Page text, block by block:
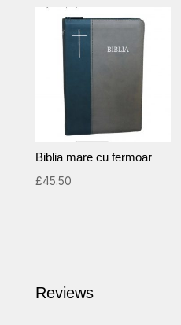
Biblia mare cu fermoar
£45.50
Reviews